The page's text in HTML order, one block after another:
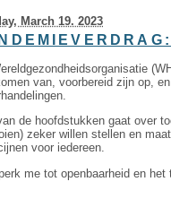
March 19. 2023
van, voorbereid zijn op,
de hoofdstukken gaat over
zeker willen stellen en
voor iedereen.
me tot openbaarheid en